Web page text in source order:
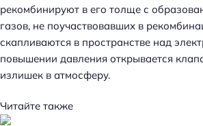
рекомбинируют в его толще с
газов, не поучаствовавших в
скапливаются в пространстве над
повышении давления открывается
излишек в атмосферу.
Читайте также